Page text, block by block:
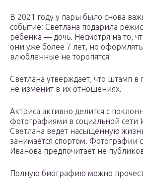
В 2021 году у пары было снова
событие: Светлана подарила
ребенка — дочь. Несмотря на то,
они уже более 7 лет, но
влюбленные не торопятся
Светлана утверждает, что штамп в
не изменит в их отношениях.
Актриса активно делится с
фотографиями в социальной сети
Светлана ведет насыщенную
занимается спортом. Фотографии
Иванова предпочитает не
Полную биографию можно